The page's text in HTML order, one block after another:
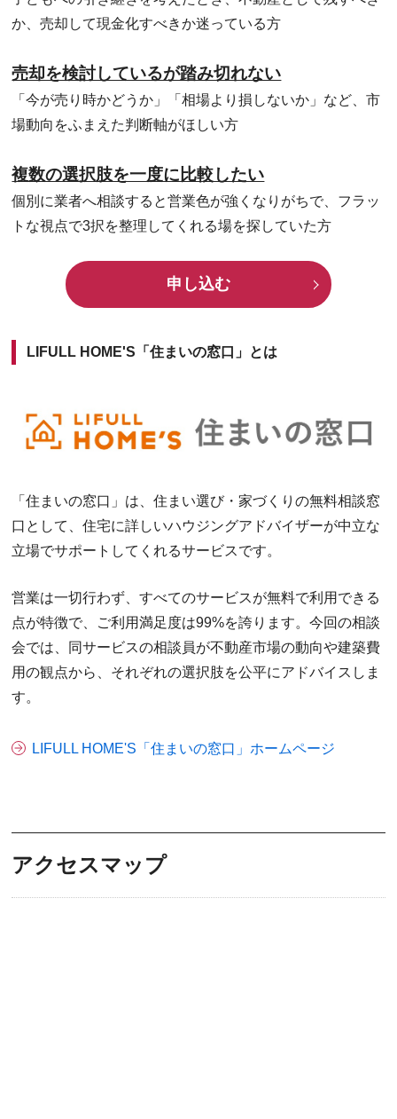
か、売却して現金化すべきか迷っている方
売却を検討しているが踏み切れない
「今が売り時かどうか」「相場より損しないか」など、市
場動向をふまえた判断軸がほしい方
複数の選択肢を一度に比較したい
個別に業者へ相談すると営業色が強くなりがちで、フラッ
トな視点で3択を整理してくれる場を探していた方
申し込む
LIFULL HOME'S「住まいの窓口」とは
「住まいの窓口」は、住まい選び・家づくりの無料相談窓
口として、住宅に詳しいハウジングアドバイザーが中立な
立場でサポートしてくれるサービスです。
営業は一切行わず、すべてのサービスが無料で利用できる
点が特徴で、ご利用満足度は99%を誇ります。今回の相談
会では、同サービスの相談員が不動産市場の動向や建築費
用の観点から、それぞれの選択肢を公平にアドバイスしま
す。
LIFULL HOME'S「住まいの窓口」ホームページ
アクセスマップ